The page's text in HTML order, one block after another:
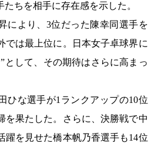
ちを相手に存在感を示した。
により、3位だった陳幸同選手を
では最上位に。日本女子卓球界に
として、その期待はさらに高まっ
ひな選手が1ランクアップの10位
を果たした。さらに、決勝戦で中
躍を見せた橋本帆乃香選手も14位